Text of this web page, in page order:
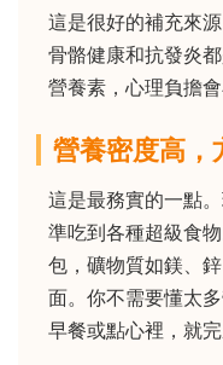
這是很好的補充來
骨骼健康和抗發炎
營養素，心理負擔會
營養密度高，
這是最務實的一點
準吃到各種超級食
包，礦物質如鎂、
面。你不需要懂太
早餐或點心裡，就